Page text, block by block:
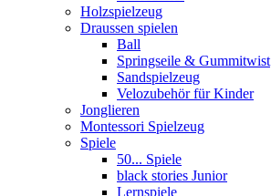
Holzspielzeug
Draussen spielen
Ball
Springseile & Gummitwist
Sandspielzeug
Velozubehör für Kinder
Jonglieren
Montessori Spielzeug
Spiele
50... Spiele
black stories Junior
Lernspiele